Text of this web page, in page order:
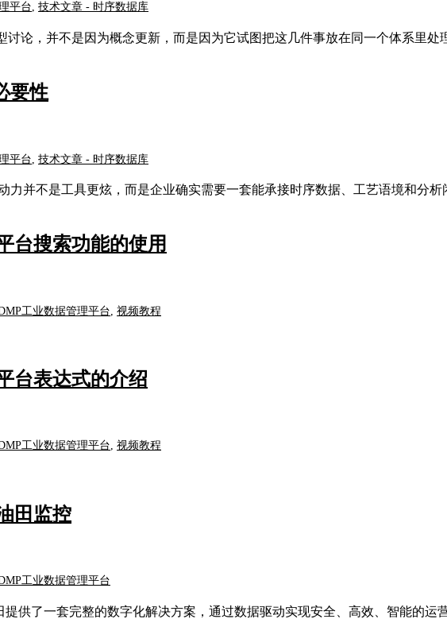
平台, 技术文章 - 时序数据库
讨论，并不是因为概念更新，而是因为它试图把这几件事放在同一个体系里处
要性
平台, 技术文章 - 时序数据库
力并不是工具更炫，而是企业确实需要一套能承接时序数据、工艺语境和分析
台搜索功能的使用
工业数据管理平台, 视频教程
台表达式的介绍
工业数据管理平台, 视频教程
田监控
工业数据管理平台
供了一套完整的数字化解决方案，通过数据驱动实现安全、高效、智能的运